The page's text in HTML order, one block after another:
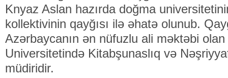
Knyaz Aslan hazırda doğma
kollektivinin qayğısı ilə əhatə olunub.
Azərbaycanın ən nüfuzlu ali məktəbi olan
Universitetində Kitabşunaslıq və
müdiridir.